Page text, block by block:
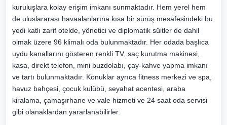
kuruluşlara kolay erişim imkanı sunmaktadır. Hem yerel hem
de uluslararası havaalanlarına kısa bir sürüş mesafesindeki bu
yedi katlı zarif otelde, yönetici ve diplomatik süitler de dahil
olmak üzere 96 klimalı oda bulunmaktadır. Her odada başlıca
uydu kanallarını gösteren renkli TV, saç kurutma makinesi,
kasa, direkt telefon, mini buzdolabı, çay-kahve yapma imkanı
ve tartı bulunmaktadır. Konuklar ayrıca fitness merkezi ve spa,
havuz bahçesi, çocuk kulübü, seyahat acentesi, araba
kiralama, çamaşırhane ve vale hizmeti ve 24 saat oda servisi
gibi olanaklardan yararlanabilirler.